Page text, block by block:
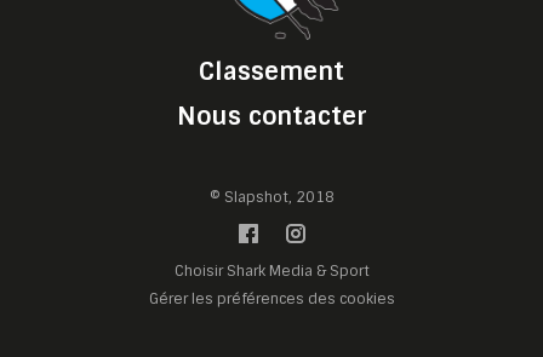
Classement
Nous contacter
© Slapshot, 2018
Choisir Shark Media & Sport
Gérer les préférences des cookies